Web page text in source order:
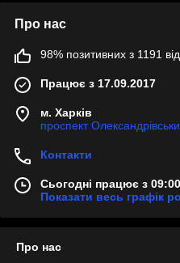
Про нас
98% позитивних з 1191
Працює з 17.09.2017
м. Харків
проспект
Контакти
Сьогодні працює з
Показати весь графік
Про нас